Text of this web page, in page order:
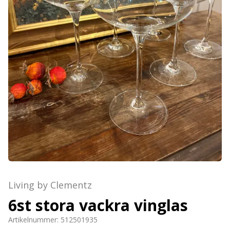
Living by Clementz
6st stora vackra vinglas
Artikelnummer: 512501935